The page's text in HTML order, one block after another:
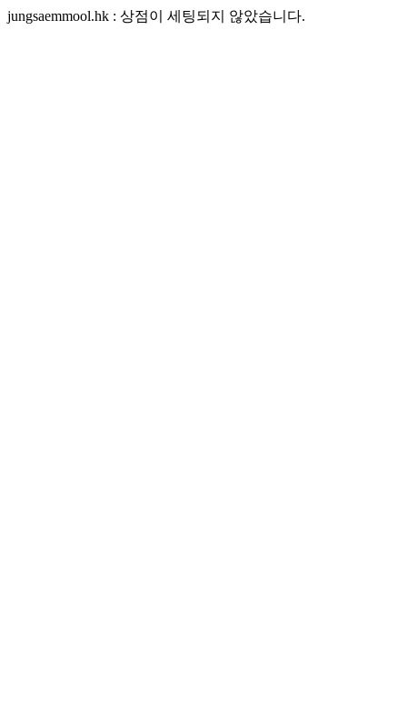
jungsaemmool.hk : 상점이 세팅되지 않았습니다.